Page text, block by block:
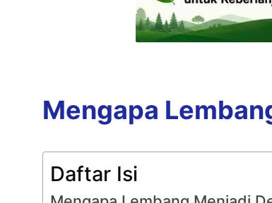
Mengapa
Daftar Isi